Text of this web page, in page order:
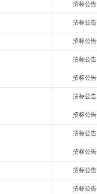
招标公告
招标公告
招标公告
招标公告
招标公告
招标公告
招标公告
招标公告
招标公告
招标公告
招标公告